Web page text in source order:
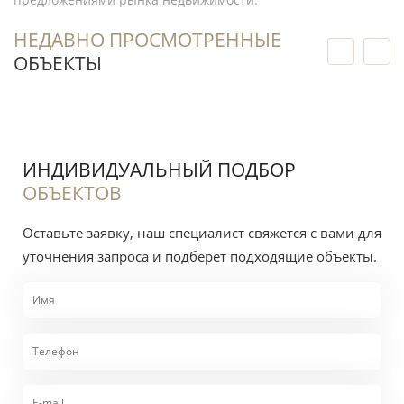
рабочие часы — для таунхауса в MBR City эта
деталь влияет на комфорт проживания
FAQ по G&Co Properties и двум
лотам каталога
Сколько проектов G&Co Properties
G&Co Properties?
НЕДАВНО ПРОСМОТРЕННЫЕ
ОБЪЕКТЫ
ИНДИВИДУАЛЬНЫЙ ПОДБОР
ОБЪЕКТОВ
Оставьте заявку, наш специалист свяжется с вами для
уточнения запроса и подберет подходящие объекты.